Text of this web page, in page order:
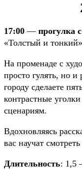
17:00 — прогулка
«Толстый и
На променаде с
просто гулять, но и
городу сделаете
контрастные
сценариям.
Вдохновляясь
вас научат
Длительность: 1,5